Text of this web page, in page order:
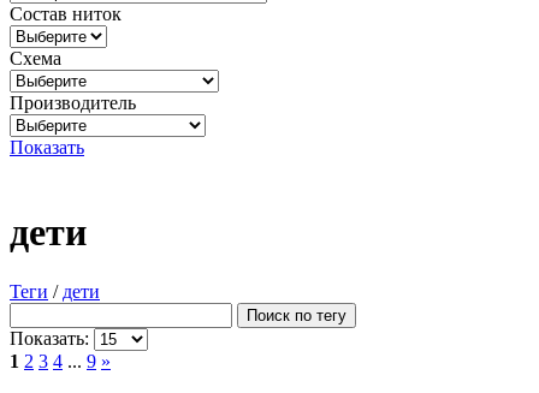
Состав ниток
Схема
Производитель
Показать
дети
Теги / дети
Показать:
1 2 3 4 ... 9 »